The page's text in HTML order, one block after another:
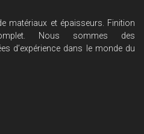
matériaux et épaisseurs. Finition
Nous sommes des
d’expérience dans le monde du